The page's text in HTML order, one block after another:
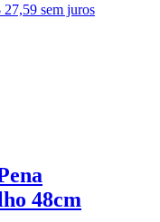
27,59 sem juros
48cm